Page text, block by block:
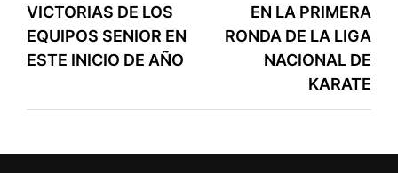
VICTORIAS DE LOS
EQUIPOS SENIOR EN
ESTE INICIO DE AÑO
EN LA PRIMERA
RONDA DE LA LIGA
NACIONAL DE
KARATE